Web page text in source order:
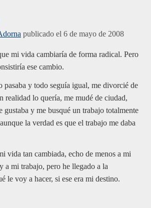
publicado el 6 de mayo de 2008
mi vida cambiaría de forma radical. Pero
ese cambio.
pasaba y todo seguía igual, me divorcié de
realidad lo quería, me mudé de ciudad,
gustaba y me busqué un trabajo totalmente
la verdad es que el trabajo me daba
vida tan cambiada, echo de menos a mi
a mi trabajo, pero he llegado a la
le voy a hacer, si ese era mi destino.